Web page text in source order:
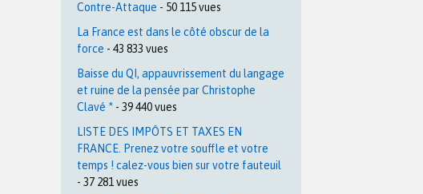
Contre-Attaque - 50 115 vues
La France est dans le côté obscur de la
force - 43 833 vues
Baisse du QI, appauvrissement du langage
et ruine de la pensée par Christophe
Clavé * - 39 440 vues
LISTE DES IMPÔTS ET TAXES EN
FRANCE. Prenez votre souffle et votre
temps ! calez-vous bien sur votre fauteuil
- 37 281 vues